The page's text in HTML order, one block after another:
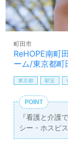
ReHOPE南町
ーム/東京都町
町田市
東京都 駅近
POINT
『看護と介護
シー・ホスピ
ます。この求